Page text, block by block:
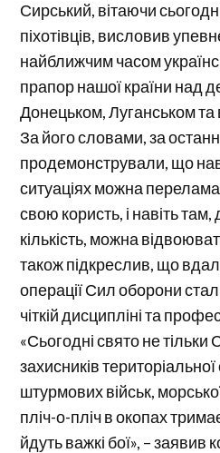
Сирський, вітаючи
піхотівців, висловив
найближчим часом
прапор нашої країни над
Донецьком, Луганськом та
За його словами, за
продемонстрували, що
ситуаціях можна
свою користь, і навіть
кількість, можна
також підкреслив, що
операції Сил оборони
чіткій дисципліні та
«Сьогодні свято не тільки
захисників
штурмових військ,
пліч-о-пліч в окопах
йдуть важкі бої», – заявив